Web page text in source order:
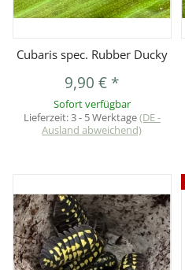
Cubaris spec. Rubber Ducky
9,90 € *
Sofort verfügbar
Lieferzeit:3 - 5 Werktage(DE -
Ausland abweichend)